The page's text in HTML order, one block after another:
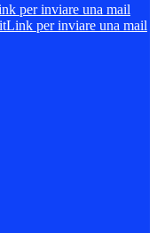
per inviare una mail
Link per inviare una mail